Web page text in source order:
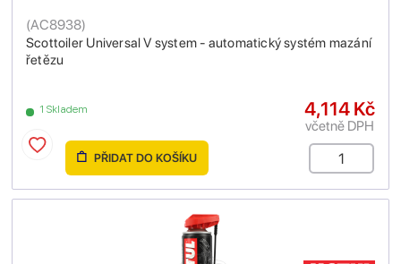
Scottoiler Universal V system - automatický systém mazání
řetězu
(AC8938)
1 Skladem 4,114 Kč
včetně DPH
PŘIDAT DO KOŠÍKU